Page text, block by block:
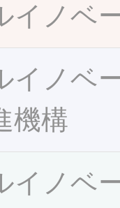
イノベ
イノベ
機構
イノベ